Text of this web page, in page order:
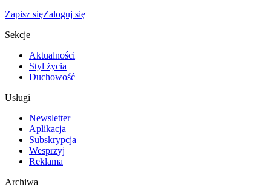
Zapisz sięZaloguj się
Sekcje
Aktualności
Styl życia
Duchowość
Usługi
Newsletter
Aplikacja
Subskrypcja
Wesprzyj
Reklama
Archiwa